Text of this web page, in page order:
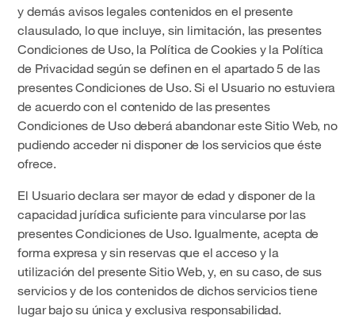
y demás avisos legales contenidos en el presente
clausulado, lo que incluye, sin limitación, las presentes
Condiciones de Uso, la Política de Cookies y la Política
de Privacidad según se definen en el apartado 5 de las
presentes Condiciones de Uso. Si el Usuario no estuviera
de acuerdo con el contenido de las presentes
Condiciones de Uso deberá abandonar este Sitio Web, no
pudiendo acceder ni disponer de los servicios que éste
ofrece.
El Usuario declara ser mayor de edad y disponer de la
capacidad jurídica suficiente para vincularse por las
presentes Condiciones de Uso. Igualmente, acepta de
forma expresa y sin reservas que el acceso y la
utilización del presente Sitio Web, y, en su caso, de sus
servicios y de los contenidos de dichos servicios tiene
lugar bajo su única y exclusiva responsabilidad.